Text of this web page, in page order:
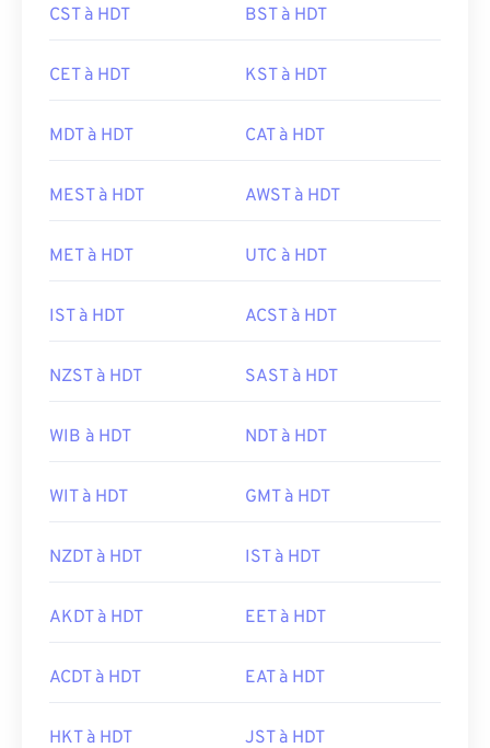
CST à HDT BST à HDT
CET à HDT KST à HDT
MDT à HDT CAT à HDT
MEST à HDT AWST à HDT
MET à HDT UTC à HDT
IST à HDT ACST à HDT
NZST à HDT SAST à HDT
WIB à HDT NDT à HDT
WIT à HDT GMT à HDT
NZDT à HDT IST à HDT
AKDT à HDT EET à HDT
ACDT à HDT EAT à HDT
HKT à HDT JST à HDT